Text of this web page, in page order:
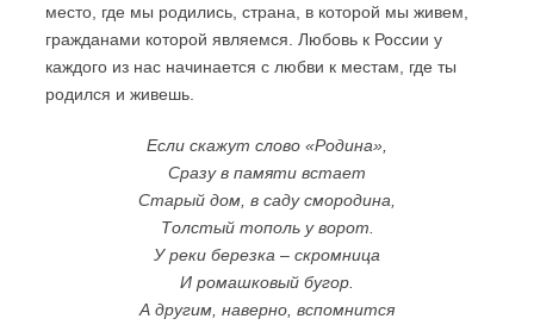
место, где мы родились, страна, в которой мы живем,
гражданами которой являемся. Любовь к России у
каждого из нас начинается с любви к местам, где ты
родился и живешь.
Если скажут слово «Родина»,
Сразу в памяти встает
Старый дом, в саду смородина,
Толстый тополь у ворот.
У реки березка – скромница
И ромашковый бугор.
А другим, наверно, вспомнится